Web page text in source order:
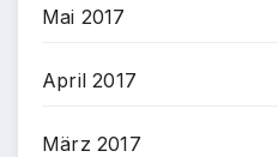
Mai 2017
April 2017
März 2017